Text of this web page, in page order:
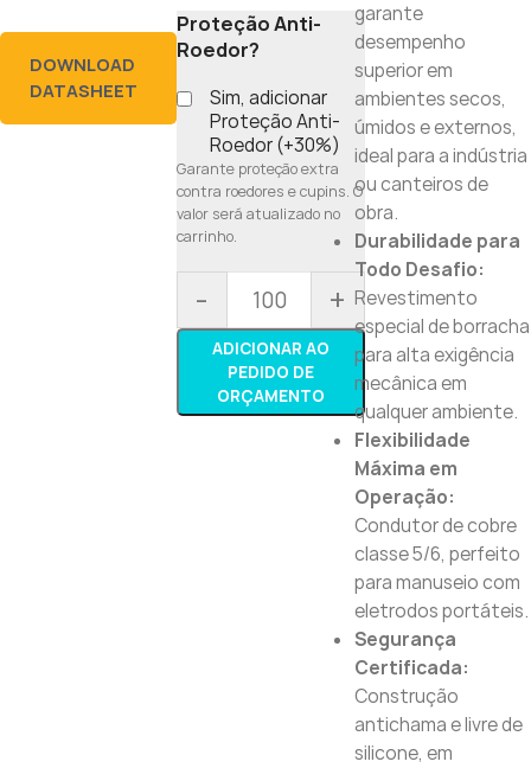
DOWNLOAD
DATASHEET
Proteção Anti-
Roedor?
Sim, adicionar
Proteção Anti-
Roedor (+30%)
Garante proteção extra
contra roedores e cupins. O
valor será atualizado no
carrinho.
- +
ADICIONAR AO
PEDIDO DE
ORÇAMENTO
garante
desempenho
superior em
ambientes secos,
úmidos e externos,
ideal para a indústria
ou canteiros de
obra.
Durabilidade para
Todo Desafio:
Revestimento
especial de borracha
para alta exigência
mecânica em
qualquer ambiente.
Flexibilidade
Máxima em
Operação:
Condutor de cobre
classe 5/6, perfeito
para manuseio com
eletrodos portáteis.
Segurança
Certificada:
Construção
antichama e livre de
silicone, em